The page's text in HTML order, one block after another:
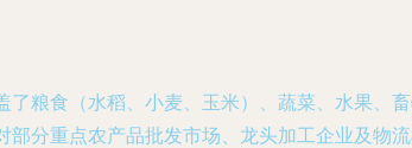
粮食（水稻、小麦、玉米）、蔬菜、水果、
分重点农产品批发市场、龙头加工企业及物